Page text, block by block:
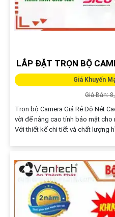
LẮP ĐẶT TRỌN BỘ
Giá Khuyến
Giá Bán:
Trọn bộ Camera Giá Rẻ Độ Nét
vời để nâng cao tính bảo mật cho
Với thiết kế chi tiết và chất lượng